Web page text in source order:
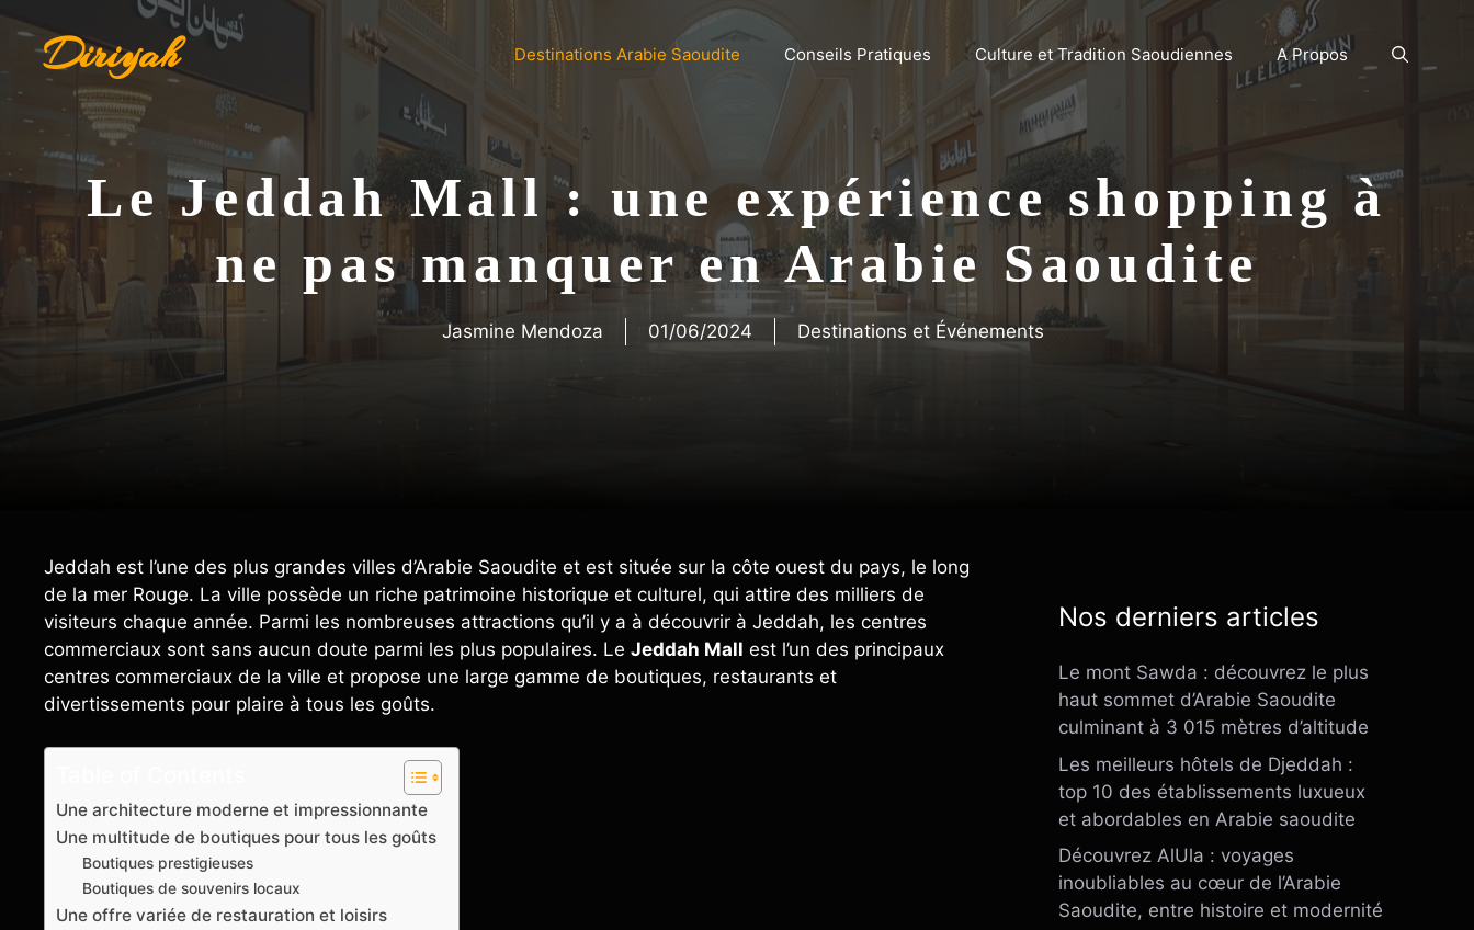
au
contenuDiriyah Destinations Arabie Saoudite Conseils Pratiques Culture et Tradition Saoudiennes A Propos
Le Jeddah Mall : une expérience shopping à
ne pas manquer en Arabie Saoudite
Jasmine Mendoza 01/06/2024 Destinations et Événements
Jeddah est l’une des plus grandes villes d’Arabie Saoudite et est située sur la côte ouest du pays, le long
de la mer Rouge. La ville possède un riche patrimoine historique et culturel, qui attire des milliers de
visiteurs chaque année. Parmi les nombreuses attractions qu’il y a à découvrir à Jeddah, les centres
commerciaux sont sans aucun doute parmi les plus populaires. Le Jeddah Mall est l’un des principaux
centres commerciaux de la ville et propose une large gamme de boutiques, restaurants et
divertissements pour plaire à tous les goûts.
Une architecture moderne et impressionnante
Une multitude de boutiques pour tous les goûts
Boutiques prestigieuses
Boutiques de souvenirs locaux
Une offre variée de restauration et loisirs
Nos derniers articles
Le mont Sawda : découvrez le plus
haut sommet d’Arabie Saoudite
culminant à 3 015 mètres d’altitude
Les meilleurs hôtels de Djeddah :
top 10 des établissements luxueux
et abordables en Arabie saoudite
Découvrez AlUla : voyages
inoubliables au cœur de l’Arabie
Saoudite, entre histoire et modernité